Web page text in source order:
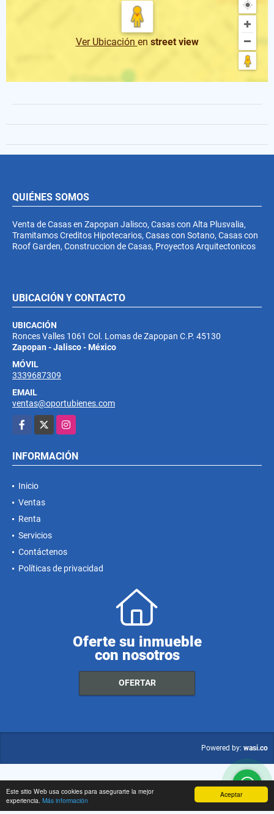
Aceptar
Este sitio Web usa cookies para asegurarte la mejor
experiencia. Más información
Ver Ubicación en street view
QUIÉNES SOMOS
Venta de Casas en Zapopan Jalisco, Casas con Alta Plusvalia,
Tramitamos Creditos Hipotecarios, Casas con Sotano, Casas con
Roof Garden, Construccion de Casas, Proyectos Arquitectonicos
UBICACIÓN Y CONTACTO
UBICACIÓN
Ronces Valles 1061 Col. Lomas de Zapopan C.P. 45130
Zapopan - Jalisco - México
MÓVIL
3339687309
EMAIL
ventas@oportubienes.com
Facebook
Instagram
INFORMACIÓN
Inicio
Ventas
Renta
Servicios
Contáctenos
Políticas de privacidad
Oferte su inmueble
con nosotros
OFERTAR
Powered by: wasi.co